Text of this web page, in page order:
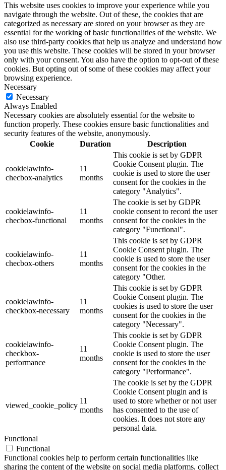
This website uses cookies to improve your experience while you
navigate through the website. Out of these, the cookies that are
categorized as necessary are stored on your browser as they are
essential for the working of basic functionalities of the website. We
also use third-party cookies that help us analyze and understand how
you use this website. These cookies will be stored in your browser
only with your consent. You also have the option to opt-out of these
cookies. But opting out of some of these cookies may affect your
browsing experience.
Necessary
Necessary
Always Enabled
Necessary cookies are absolutely essential for the website to
function properly. These cookies ensure basic functionalities and
security features of the website, anonymously.
Cookie
Duration Description
cookielawinfo-
checbox-analytics
11
months
This cookie is set by GDPR
Cookie Consent plugin. The
cookie is used to store the user
consent for the cookies in the
category "Analytics".
cookielawinfo-
checbox-functional
11
months
The cookie is set by GDPR
cookie consent to record the user
consent for the cookies in the
category "Functional".
cookielawinfo-
checbox-others
11
months
This cookie is set by GDPR
Cookie Consent plugin. The
cookie is used to store the user
consent for the cookies in the
category "Other.
cookielawinfo-
checkbox-necessary
11
months
This cookie is set by GDPR
Cookie Consent plugin. The
cookies is used to store the user
consent for the cookies in the
category "Necessary".
cookielawinfo-
checkbox-
performance
11
months
This cookie is set by GDPR
Cookie Consent plugin. The
cookie is used to store the user
consent for the cookies in the
category "Performance".
viewed_cookie_policy
11
months
The cookie is set by the GDPR
Cookie Consent plugin and is
used to store whether or not user
has consented to the use of
cookies. It does not store any
personal data.
Functional
Functional
Functional cookies help to perform certain functionalities like
sharing the content of the website on social media platforms, collect